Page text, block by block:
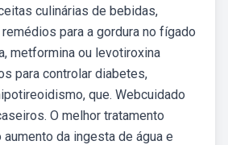
culinárias de bebidas,
para a gordura no fígado
metformina ou levotiroxina
para controlar diabetes,
que. Webcuidado
O melhor tratamento
da ingesta de água e